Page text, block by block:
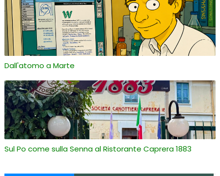
Dall'atomo a Marte
Sul Po come sulla Senna al Ristorante Caprera 1883